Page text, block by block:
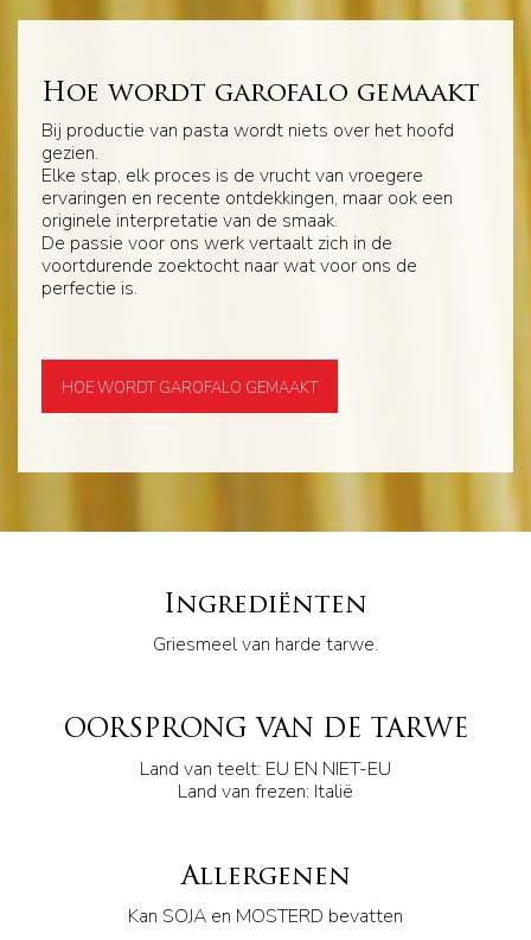
Hoe wordt garofalo gemaakt
Bij productie van pasta wordt niets over het hoofd
gezien.
Elke stap, elk proces is de vrucht van vroegere
ervaringen en recente ontdekkingen, maar ook een
originele interpretatie van de smaak.
De passie voor ons werk vertaalt zich in de
voortdurende zoektocht naar wat voor ons de
perfectie is.
HOE WORDT GAROFALO GEMAAKT
Ingrediënten
Griesmeel van harde tarwe.
OORSPRONG VAN DE TARWE
Land van teelt: EU EN NIET-EU
Land van frezen: Italië
Allergenen
Kan SOJA en MOSTERD bevatten